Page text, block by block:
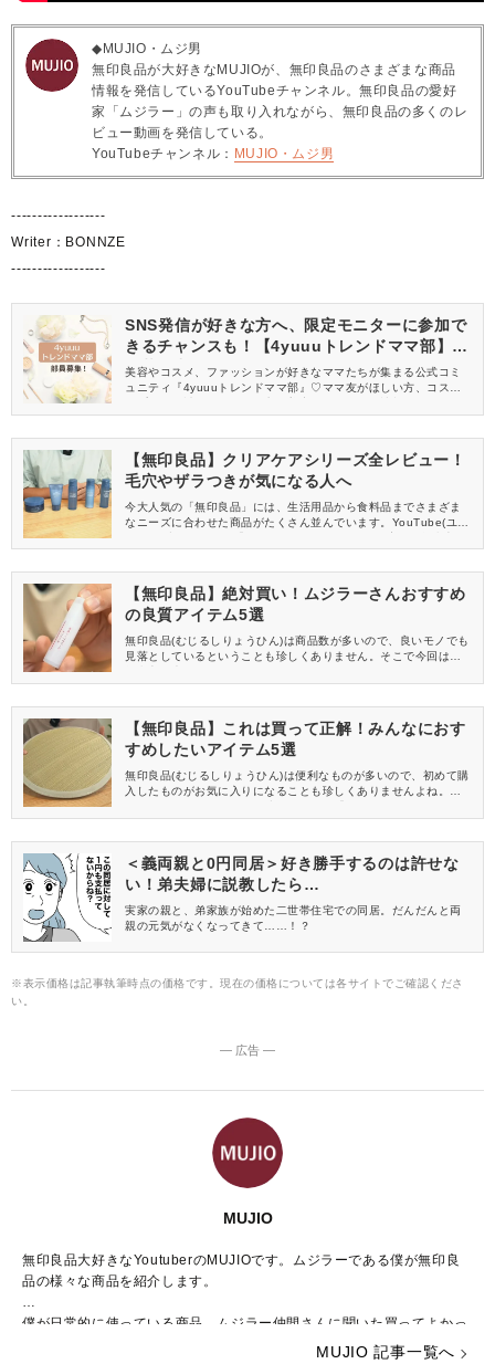
◆MUJIO・ムジ男
無印良品が大好きなMUJIOが、無印良品のさまざまな商品
情報を発信しているYouTubeチャンネル。無印良品の愛好
家「ムジラー」の声も取り入れながら、無印良品の多くのレ
ビュー動画を発信している。
YouTubeチャンネル： MUJIO・ムジ男
------------------
Writer：BONNZE
------------------
SNS発信が好きな方へ、限定モニターに参加で
きるチャンスも！【4yuuuトレンドママ部】部
員募集中
美容やコスメ、ファッションが好きなママたちが集まる公式コミ
ュニティ『4yuuuトレンドママ部』♡ママ友がほしい方、コスメサ
信してくれる方を募集しています！
【無印良品】クリアケアシリーズ全レビュー！
毛穴やザラつきが気になる人へ
今大人気の「無印良品」には、生活用品から食料品までさまざま
なニーズに合わせた商品がたくさん並んでいます。YouTube(ユー
愛好家(通称：ムジラー)の方の声と共に、今すぐ手に入れたい無印
ら、新しくなった無印良品のスキンケアシリーズ「クリアケア」
についてのレビューを紹介します。
【無印良品】絶対買い！ムジラーさんおすすめ
の良質アイテム5選
無印良品(むじるしりょうひん)は商品数が多いので、良いモノでも
見落としているということも珍しくありません。そこで今回は、
uTube(ユーチューブ)チャンネル「MUJIO・ムジ男」の動画か
をご紹介します！
【無印良品】これは買って正解！みんなにおす
すめしたいアイテム5選
無印良品(むじるしりょうひん)は便利なものが多いので、初めて購
入したものがお気に入りになることも珍しくありませんよね。今
画から、無印マニアのMUJIOがおすすめする「これは買ってよか
悩んでいる人はぜひチェックしてみてください。
＜義両親と0円同居＞好き勝手するのは許せな
い！弟夫婦に説教したら…
実家の親と、弟家族が始めた二世帯住宅での同居。だんだんと両
親の元気がなくなってきて……！？
※表示価格は記事執筆時点の価格です。現在の価格については各サイトでご確認くださ
い。
― 広告 ―
MUJIO
無印良品大好きなYoutuberのMUJIOです。ムジラーである僕が無印良
品の様々な商品を紹介します。
僕が日常的に使っている商品、ムジラー仲間さんに聞いた買ってよかっ
た商品、現役店員さんに教えてもらった商品など、さまざまな角度で無
MUJIO 記事一覧へ